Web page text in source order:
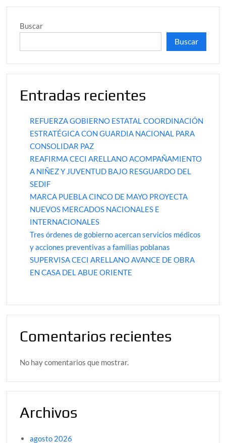
Buscar
Buscar
Entradas recientes
REFUERZA GOBIERNO ESTATAL COORDINACIÓN
ESTRATÉGICA CON GUARDIA NACIONAL PARA
CONSOLIDAR PAZ
REAFIRMA CECI ARELLANO ACOMPAÑAMIENTO
A NIÑEZ Y JUVENTUD BAJO RESGUARDO DEL
SEDIF
MARCA PUEBLA CINCO DE MAYO PROYECTA
NUEVOS MERCADOS NACIONALES E
INTERNACIONALES
Tres órdenes de gobierno acercan servicios médicos
y acciones preventivas a familias poblanas
SUPERVISA CECI ARELLANO AVANCE DE OBRA
EN CASA DEL ABUE ORIENTE
Comentarios recientes
No hay comentarios que mostrar.
Archivos
agosto 2026